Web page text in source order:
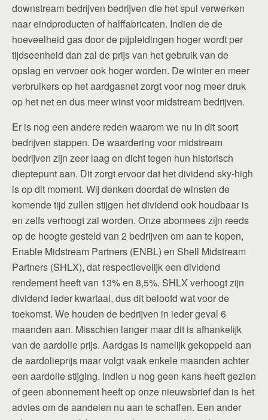
downstream bedrijven bedrijven die het spul verwerken
naar eindproducten of halffabricaten. Indien de de
hoeveelheid gas door de pijpleidingen hoger wordt per
tijdseenheid dan zal de prijs van het gebruik van de
opslag en vervoer ook hoger worden. De winter en meer
verbruikers op het aardgasnet zorgt voor nog meer druk
op het net en dus meer winst voor midstream bedrijven.
Er is nog een andere reden waarom we nu in dit soort
bedrijven stappen. De waardering voor midstream
bedrijven zijn zeer laag en dicht tegen hun historisch
dieptepunt aan. Dit zorgt ervoor dat het dividend sky-high
is op dit moment. Wij denken doordat de winsten de
komende tijd zullen stijgen het dividend ook houdbaar is
en zelfs verhoogt zal worden. Onze abonnees zijn reeds
op de hoogte gesteld van 2 bedrijven om aan te kopen,
Enable Midstream Partners (ENBL) en Shell Midstream
Partners (SHLX), dat respectievelijk een dividend
rendement heeft van 13% en 8,5%. SHLX verhoogt zijn
dividend ieder kwartaal, dus dit beloofd wat voor de
toekomst. We houden de bedrijven in ieder geval 6
maanden aan. Misschien langer maar dit is afhankelijk
van de aardolie prijs. Aardgas is namelijk gekoppeld aan
de aardolieprijs maar volgt vaak enkele maanden achter
een aardolie stijging. Indien u nog geen kans heeft gezien
of geen abonnement heeft op onze nieuwsbrief dan is het
advies om de aandelen nu aan te schaffen. Een ander